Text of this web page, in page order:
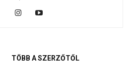
TÖBB A SZERZŐTŐL